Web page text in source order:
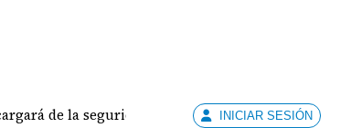
la seguridad de siete áreas del CanalINICIAR SESIÓN